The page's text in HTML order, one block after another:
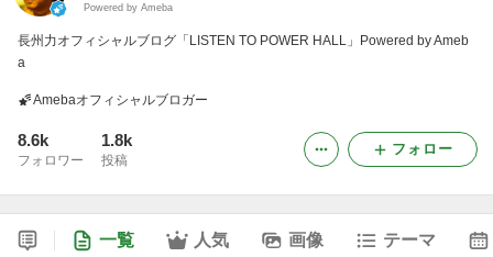
Powered by Ameba
長州力オフィシャルブログ「LISTEN TO POWER HALL」Powered by Ameb
a
Amebaオフィシャルブロガー
8.6k
フォロワー
1.8k
投稿
フォロー
一覧 人気 画像 テーマ